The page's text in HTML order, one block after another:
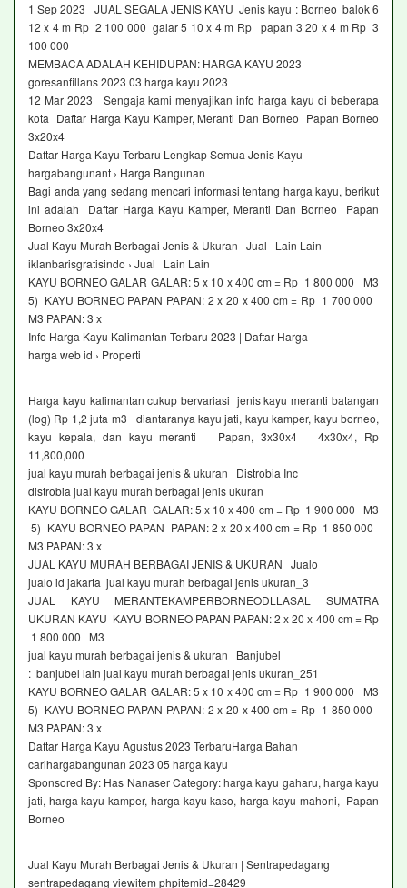
1 Sep 2023 JUAL SEGALA JENIS KAYU Jenis kayu : Borneo balok 6
12 x 4 m Rp 2 100 000 galar 5 10 x 4 m Rp papan 3 20 x 4 m Rp 3
100 000
MEMBACA ADALAH KEHIDUPAN: HARGA KAYU 2023
goresanfillans 2023 03 harga kayu 2023
12 Mar 2023 Sengaja kami menyajikan info harga kayu di beberapa
kota Daftar Harga Kayu Kamper, Meranti Dan Borneo Papan Borneo
3x20x4
Daftar Harga Kayu Terbaru Lengkap Semua Jenis Kayu
hargabangunant › Harga Bangunan
Bagi anda yang sedang mencari informasi tentang harga kayu, berikut
ini adalah Daftar Harga Kayu Kamper, Meranti Dan Borneo Papan
Borneo 3x20x4
Jual Kayu Murah Berbagai Jenis & Ukuran Jual Lain Lain
iklanbarisgratisindo › Jual Lain Lain
KAYU BORNEO GALAR GALAR: 5 x 10 x 400 cm = Rp 1 800 000 M3
5) KAYU BORNEO PAPAN PAPAN: 2 x 20 x 400 cm = Rp 1 700 000
M3 PAPAN: 3 x
Info Harga Kayu Kalimantan Terbaru 2023 | Daftar Harga
harga web id › Properti
Harga kayu kalimantan cukup bervariasi jenis kayu meranti batangan
(log) Rp 1,2 juta m3 diantaranya kayu jati, kayu kamper, kayu borneo,
kayu kepala, dan kayu meranti Papan, 3x30x4 4x30x4, Rp
11,800,000
jual kayu murah berbagai jenis & ukuran Distrobia Inc
distrobia jual kayu murah berbagai jenis ukuran
KAYU BORNEO GALAR GALAR: 5 x 10 x 400 cm = Rp 1 900 000 M3
5) KAYU BORNEO PAPAN PAPAN: 2 x 20 x 400 cm = Rp 1 850 000
M3 PAPAN: 3 x
JUAL KAYU MURAH BERBAGAI JENIS & UKURAN Jualo
jualo id jakarta jual kayu murah berbagai jenis ukuran_3
JUAL KAYU MERANTEKAMPERBORNEODLLASAL SUMATRA
UKURAN KAYU KAYU BORNEO PAPAN PAPAN: 2 x 20 x 400 cm = Rp
1 800 000 M3
jual kayu murah berbagai jenis & ukuran Banjubel
: banjubel lain jual kayu murah berbagai jenis ukuran_251
KAYU BORNEO GALAR GALAR: 5 x 10 x 400 cm = Rp 1 900 000 M3
5) KAYU BORNEO PAPAN PAPAN: 2 x 20 x 400 cm = Rp 1 850 000
M3 PAPAN: 3 x
Daftar Harga Kayu Agustus 2023 TerbaruHarga Bahan
carihargabangunan 2023 05 harga kayu
Sponsored By: Has Nanaser Category: harga kayu gaharu, harga kayu
jati, harga kayu kamper, harga kayu kaso, harga kayu mahoni, Papan
Borneo
Jual Kayu Murah Berbagai Jenis & Ukuran | Sentrapedagang
sentrapedagang viewitem phpitemid=28429